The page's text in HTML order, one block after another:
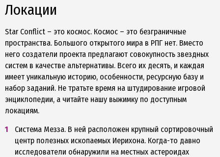
Локации
Star Conflict – это космос. Космос – это безграничные
пространства. Большого открытого мира в РПГ нет. Вместо
него создатели проекта предлагают совокупность звездных
систем в качестве альтернативы. Всего их десять, и каждая
имеет уникальную историю, особенности, ресурсную базу и
набор заданий. Не тратьте время на штудирование игровой
энциклопедии, а читайте нашу выжимку по доступным
локациям.
Система Мезза. В ней расположен крупный сортировочный
центр полезных ископаемых Иерихона. Когда-то давно
исследователи обнаружили на местных астероидах